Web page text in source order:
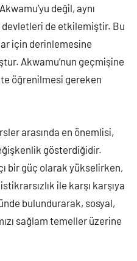
değil, aynı
de etkilemiştir. Bu
için derinlemesine
Akwamu’nun geçmişine
öğrenilmesi gereken
arasında en önemlisi,
gösterdiğidir.
bir güç olarak yükselirken,
ile karşı karşıya
bulundurarak, sosyal,
sağlam temeller üzerine